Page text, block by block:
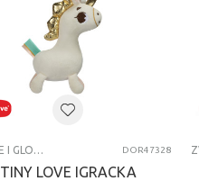
ZVEČKE I GLODALICE DOR47328
TINY LOVE IGRACKA